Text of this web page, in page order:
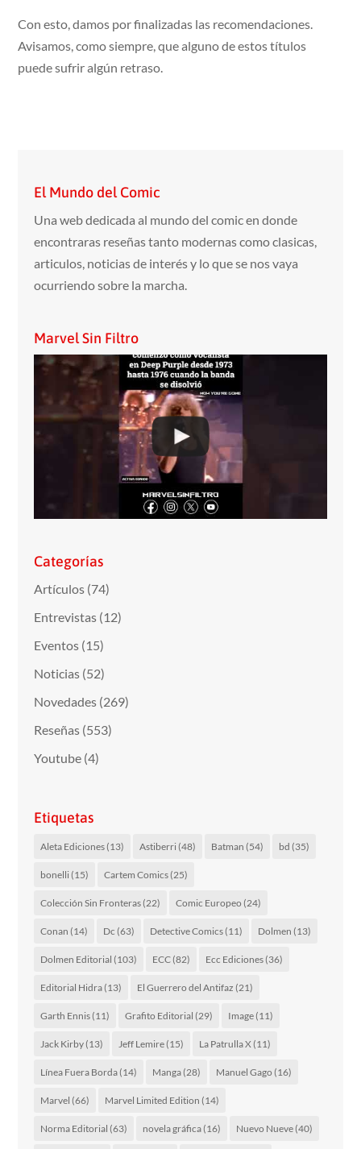
Con esto, damos por finalizadas las recomendaciones.
Avisamos, como siempre, que alguno de estos títulos
puede sufrir algún retraso.
El Mundo del Comic
Una web dedicada al mundo del comic en donde
encontraras reseñas tanto modernas como clasicas,
articulos, noticias de interés y lo que se nos vaya
ocurriendo sobre la marcha.
Marvel Sin Filtro
Categorías
Artículos (74)
Entrevistas (12)
Eventos (15)
Noticias (52)
Novedades (269)
Reseñas (553)
Youtube (4)
Etiquetas
Aleta Ediciones(13) Astiberri(48) Batman (54) bd (35)
bonelli(15) Cartem Comics(25)
Colección Sin Fronteras(22) Comic Europeo (24)
Conan (14) Dc (63) Detective Comics(11) Dolmen (13)
Dolmen Editorial (103) ECC(82) Ecc Ediciones(36)
Editorial Hidra(13) El Guerrero del Antifaz (21)
Garth Ennis(11) Grafito Editorial (29) Image(11)
Jack Kirby(13) Jeff Lemire(15) La Patrulla X(11)
Línea Fuera Borda(14) Manga(28) Manuel Gago (16)
Marvel (66) Marvel Limited Edition (14)
Norma Editorial (63) novela gráfica(16) Nuevo Nueve(40)